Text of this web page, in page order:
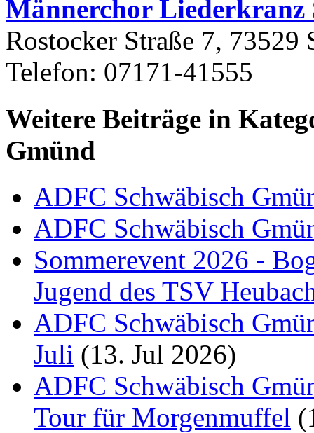
Männerchor Liederkranz
Rostocker Straße 7, 73529
Telefon: 07171-41555
Weitere Beiträge in
Gmünd
ADFC Schwäbisch
ADFC Schwäbisch
Sommerevent 2026 -
Jugend des TSV
ADFC Schwäbisch
Juli (13. Jul 2026)
ADFC Schwäbisch
Tour für Morgenmuffel